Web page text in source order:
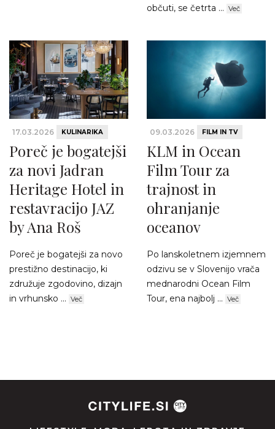
občuti, se četrta ... Več
17.03.2026 KULINARIKA
Poreč je bogatejši
za novi Jadran
Heritage Hotel in
restavracijo JAZ
by Ana Roš
Poreč je bogatejši za novo
prestižno destinacijo, ki
združuje zgodovino, dizajn
in vrhunsko ... Več
09.03.2026 FILM IN TV
KLM in Ocean
Film Tour za
trajnost in
ohranjanje
oceanov
Po lanskoletnem izjemnem
odzivu se v Slovenijo vrača
mednarodni Ocean Film
Tour, ena najbolj ... Več